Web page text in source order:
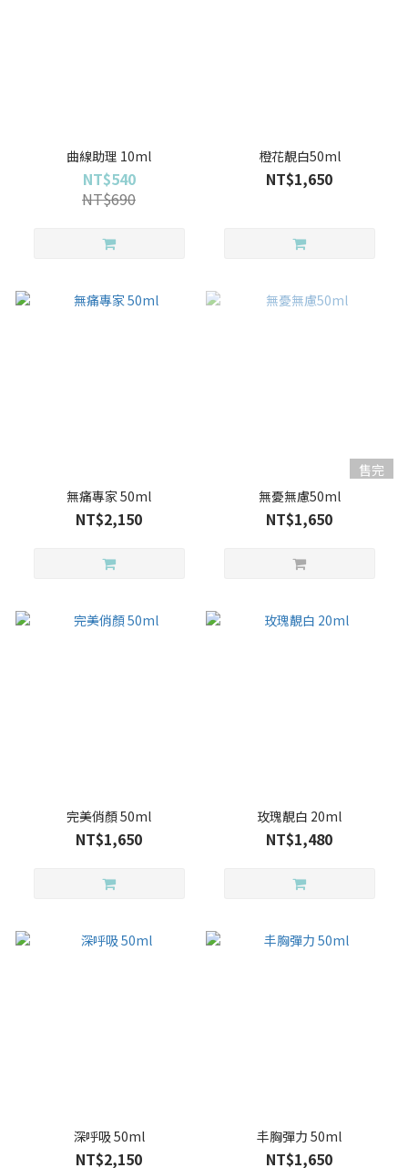
曲線助理 10ml
NT$540
NT$690
橙花靚白50ml
NT$1,650
無痛專家 50ml
NT$2,150
售完
無憂無慮50ml
NT$1,650
完美俏顏 50ml
NT$1,650
玫瑰靚白 20ml
NT$1,480
深呼吸 50ml
NT$2,150
丰胸彈力 50ml
NT$1,650